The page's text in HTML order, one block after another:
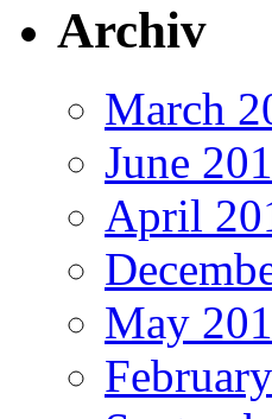
Archiv
March
June
April
May